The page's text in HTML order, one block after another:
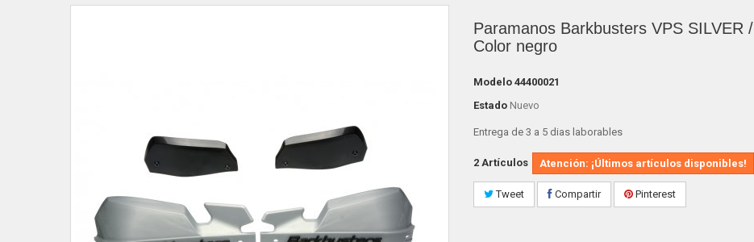
Paramanos Barkbusters VPS SILVER /
Color negro
Modelo 44400021
Estado Nuevo
Entrega de 3 a 5 dias laborables
2 Artículos Atención: ¡Últimos artículos disponibles!
Tweet Compartir Pinterest